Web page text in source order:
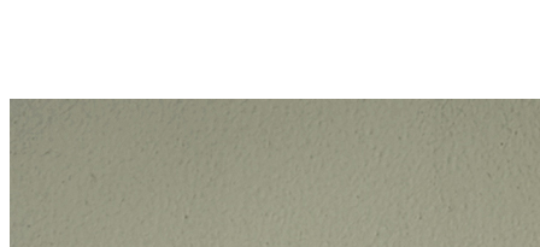
Η μοναξιά ενός έκπτωτου